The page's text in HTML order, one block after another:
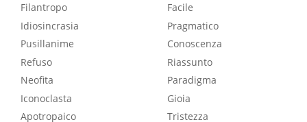
Filantropo
Idiosincrasia
Pusillanime
Refuso
Neofita
Iconoclasta
Apotropaico
Facile
Pragmatico
Conoscenza
Riassunto
Paradigma
Gioia
Tristezza